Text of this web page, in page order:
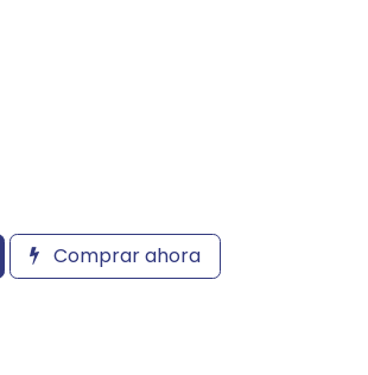
Comprar ahora